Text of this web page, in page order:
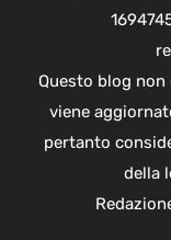
Questo blog
viene
pertanto
della